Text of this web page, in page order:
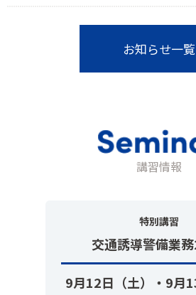
お知らせ一覧
講習情報
特別講習
交通誘導警備業
9月12日（土）・9月